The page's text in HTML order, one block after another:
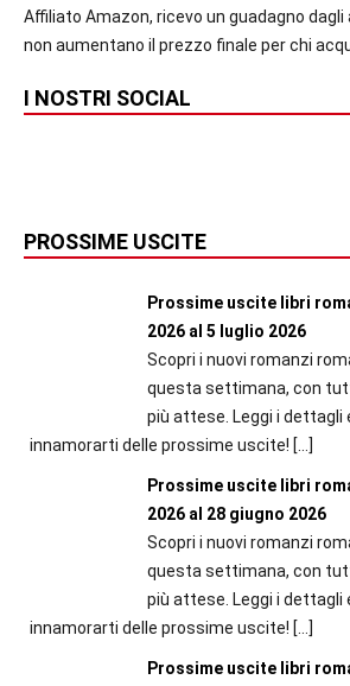
Affiliato Amazon, ricevo un guadagno dagli
non aumentano il prezzo finale per chi
I NOSTRI SOCIAL
PROSSIME USCITE
Prossime uscite libri
2026 al 5 luglio 2026
Scopri i nuovi romanzi
questa settimana, con
più attese. Leggi i dettagli
innamorarti delle prossime uscite! […]
Prossime uscite libri
2026 al 28 giugno 2026
Scopri i nuovi romanzi
questa settimana, con
più attese. Leggi i dettagli
innamorarti delle prossime uscite! […]
Prossime uscite libri